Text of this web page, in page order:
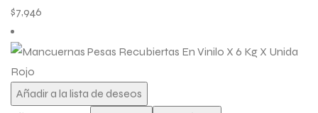
$7,946
Añadir a la lista de deseos